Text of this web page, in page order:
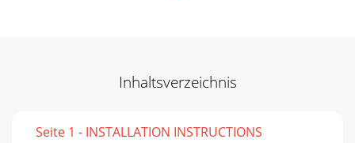
Inhaltsverzeichnis
Seite 1 - INSTALLATION INSTRUCTIONS